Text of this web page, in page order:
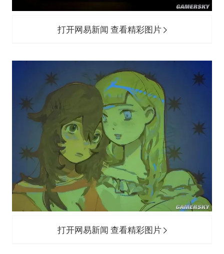
打开网易新闻 查看精彩图片
打开网易新闻 查看精彩图片